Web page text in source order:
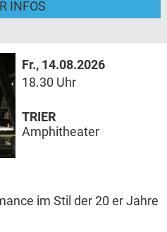
INFOS
Fr., 14.08.2026
18.30 Uhr
im Stil der 20 er Jahre
TRIER
Amphitheater